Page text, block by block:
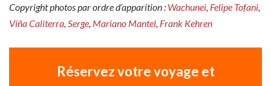
Copyright photos par ordre d’apparition : Wachunei, Felipe Tofani,
Viña Caliterra, Serge, Mariano Mantel, Frank Kehren
Réservez votre voyage et